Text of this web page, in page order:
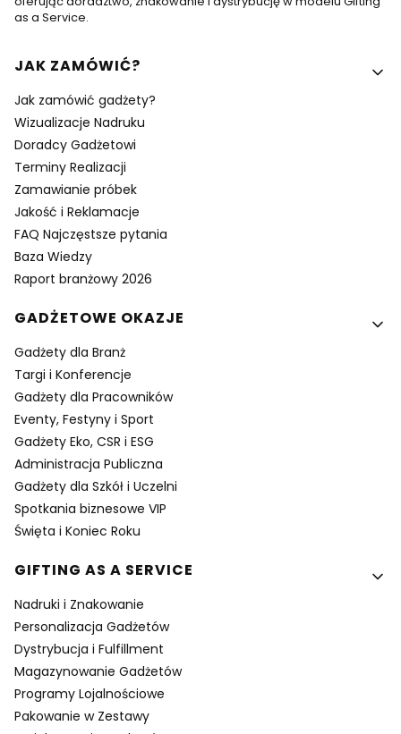
as a Service.
Linki w stopce
JAK ZAMÓWIĆ?
Jak zamówić gadżety?
Wizualizacje Nadruku
Doradcy Gadżetowi
Terminy Realizacji
Zamawianie próbek
Jakość i Reklamacje
FAQ Najczęstsze pytania
Baza Wiedzy
Raport branżowy 2026
GADŻETOWE OKAZJE
Gadżety dla Branż
Targi i Konferencje
Gadżety dla Pracowników
Eventy, Festyny i Sport
Gadżety Eko, CSR i ESG
Administracja Publiczna
Gadżety dla Szkół i Uczelni
Spotkania biznesowe VIP
Święta i Koniec Roku
GIFTING AS A SERVICE
Nadruki i Znakowanie
Personalizacja Gadżetów
Dystrybucja i Fulfillment
Magazynowanie Gadżetów
Programy Lojalnościowe
Pakowanie w Zestawy